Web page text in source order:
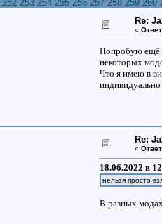
252 253 254 255 256 257 258 259 260
Re:
«
Попробую ещё
некоторых
Что я имею в
индивидуально
Re:
«
18.06.2022 в
нельзя просто
В разных